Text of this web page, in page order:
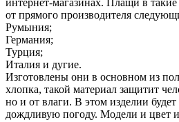
от прямого производителя
Румыния;
Германия;
Турция;
Италия и дугие.
Изготовлены они в основном из
хлопка, такой материал защитит
но и от влаги. В этом изделии
дождливую погоду. Модели и цвет